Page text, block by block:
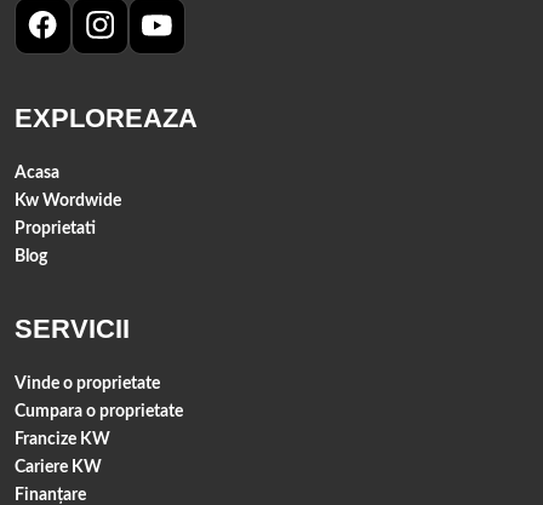
EXPLOREAZA
Acasa
Kw Wordwide
Proprietati
Blog
SERVICII
Vinde o proprietate
Cumpara o proprietate
Francize KW
Cariere KW
Finanţare